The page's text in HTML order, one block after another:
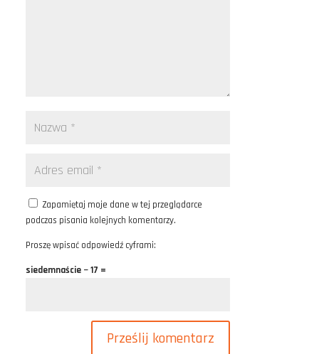
Zapamiętaj moje dane w tej przeglądarce
podczas pisania kolejnych komentarzy.
Proszę wpisać odpowiedź cyframi:
siedemnaście − 17 =
Prześlij komentarz